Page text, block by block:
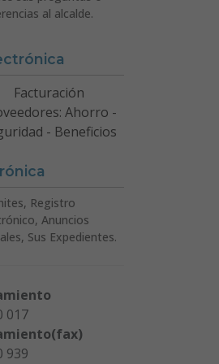
al alcalde.
Facturación
Ahorro -
- Beneficios
Registro
Anuncios
Sus Expedientes.
017
939